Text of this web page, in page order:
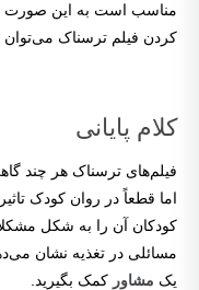
مناسب است به این صورت
کردن فیلم ترسناک می‌توان
کلام پایانی
فیلم‌های ترسناک هر چند
اما قطعاً در روان کودک
کودکان آن را به شکل
مسائلی در تغذیه نشان
یک مشاور کمک بگیرید.